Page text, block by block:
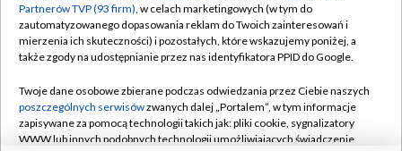
Oferta Handlowa
Telegazeta ogłoszenia
Rada Programowa
Ogłoszenia przetargowe
Biuro reklamy
Kontakt
Kanały
©2026 Telewizja Polska Spółka Akcyjna w likwidacji
Partnerów TVP (93 firm), w celach marketingowych (w tym do
zautomatyzowanego dopasowania reklam do Twoich zainteresowań i
mierzenia ich skuteczności) i pozostałych, które wskazujemy poniżej, a
także zgody na udostępnianie przez nas identyfikatora PPID do Google.
Twoje dane osobowe zbierane podczas odwiedzania przez Ciebie naszych
poszczególnych serwisówzwanych dalej „Portalem”, w tym informacje
zapisywane za pomocą technologii takich jak: pliki cookie, sygnalizatory
WWW lub innych podobnych technologii umożliwiających świadczenie